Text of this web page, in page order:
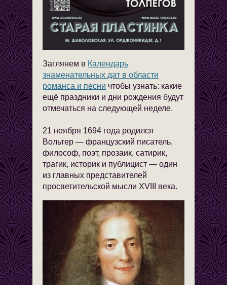
Заглянем в Календарь
знаменательных дат в области
романса и песни чтобы узнать: какие
ещё праздники и дни рождения будут
отмечаться на следующей неделе.
21 ноября 1694 года родился
Вольтер — французский писатель,
философ, поэт, прозаик, сатирик,
трагик, историк и публицист — один
из главных представителей
просветительской мысли XVIII века.